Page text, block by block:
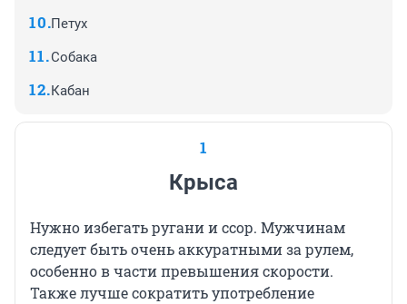
Петух
Собака
Кабан
1
Крыса
Нужно избегать ругани и ссор. Мужчинам
следует быть очень аккуратными за рулем,
особенно в части превышения скорости.
Также лучше сократить употребление